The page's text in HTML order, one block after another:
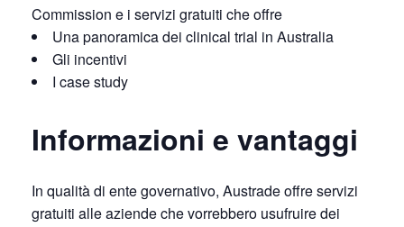
Commission e i servizi gratuiti che offre
Una panoramica dei clinical trial in Australia
Gli incentivi
I case study
Informazioni e vantaggi
In qualità di ente governativo, Austrade offre servizi
gratuiti alle aziende che vorrebbero usufruire dei